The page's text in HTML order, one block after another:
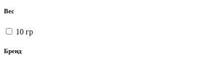
Вес
10 гр
Бренд